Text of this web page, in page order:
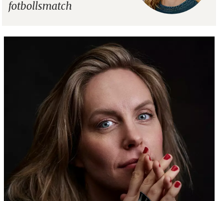
fotbollsmatch